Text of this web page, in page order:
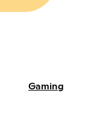
Gaming